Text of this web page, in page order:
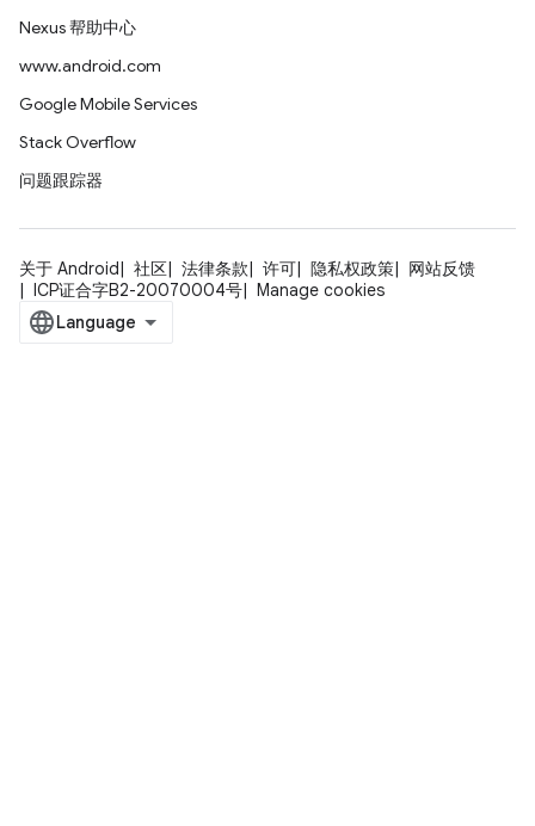
Nexus 帮助中心
www.android.com
Google Mobile Services
Stack Overflow
问题跟踪器
关于 Android 社区 法律条款 许可 隐私权政策
网站反馈
ICP证合字B2-20070004号
Manage cookies